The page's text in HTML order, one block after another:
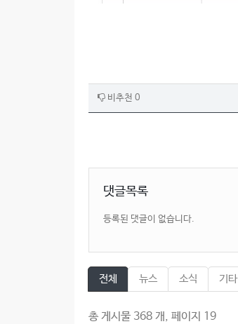
비추천 0
댓글목록
등록된 댓글이 없습니다.
전체 뉴스 소식 기타
총 게시물 368 개, 페이지 19